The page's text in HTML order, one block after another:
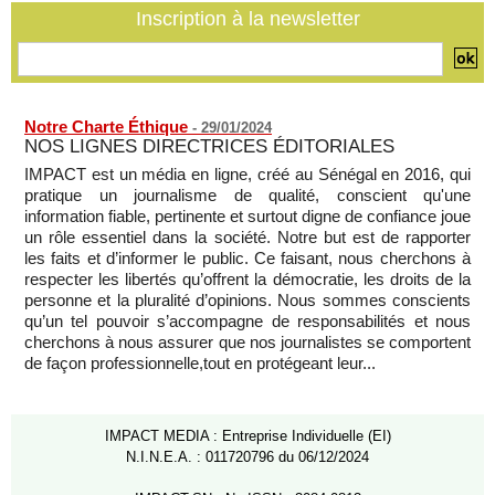
Cédéao : le PAPS veut renforcer son efficacité opérationnelle
Inscription à la newsletter
Notre Charte Éthique - 29/01/2024
NOS LIGNES DIRECTRICES ÉDITORIALES
IMPACT est un média en ligne, créé au Sénégal en 2016, qui
pratique un journalisme de qualité, conscient qu'une
information fiable, pertinente et surtout digne de confiance joue
un rôle essentiel dans la société. Notre but est de rapporter
les faits et d’informer le public. Ce faisant, nous cherchons à
respecter les libertés qu’offrent la démocratie, les droits de la
personne et la pluralité d’opinions. Nous sommes conscients
qu’un tel pouvoir s’accompagne de responsabilités et nous
cherchons à nous assurer que nos journalistes se comportent
de façon professionnelle,tout en protégeant leur...
IMPACT MEDIA : Entreprise Individuelle (EI)
N.I.N.E.A. : 011720796 du 06/12/2024